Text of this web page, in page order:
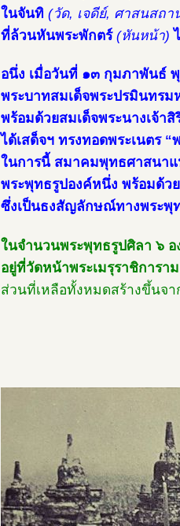
ในจันทิ (วัด, เจดีย์, ศาสนสถา
ที่ล้วนหันพระพักตร์ (หันหน้า)
อนึ่ง เมื่อวันที่ ๑๓ กุมภาพันธ์
พระบาทสมเด็จพระปรมินทร
พร้อมด้วยสมเด็จพระนางเจ้า
ได้เสด็จฯ ทรงทอดพระเนตร
ในการนี้ สมาคมพุทธศาสนาแ
พระพุทธรูปองค์หนึ่ง พร้อมด้ว
ซึ่งเป็นธงสัญลักษณ์ทางพระพุ
ในจำนวนพระพุทธรูปศิลา ๖ อ
อยู่ที่วัดหน้าพระเมรุราชิการา
ส่วนที่เหลือทั้งหมดสร้างขึ้นจา